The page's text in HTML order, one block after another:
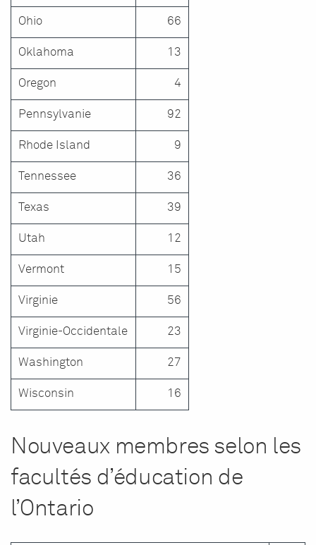
Ohio 66
Oklahoma 13
Oregon 4
Pennsylvanie 92
Rhode Island 9
Tennessee 36
Texas 39
Utah 12
Vermont 15
Virginie 56
Virginie-Occidentale 23
Washington 27
Wisconsin 16
Nouveaux membres selon les
facultés d’éducation de
l’Ontario